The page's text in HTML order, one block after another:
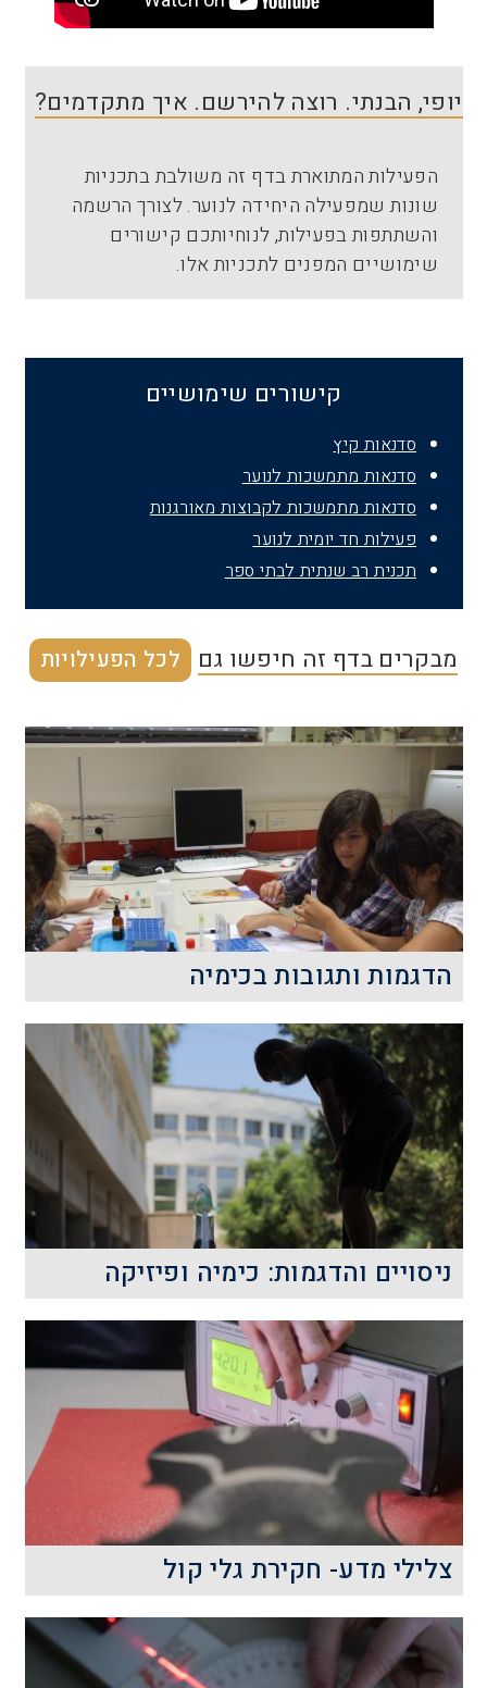
יופי, הבנתי. רוצה להירשם. איך מתקדמים?
הפעילות המתוארת בדף זה משולבת בתכניות
שונות שמפעילה היחידה לנוער. לצורך הרשמה
והשתתפות בפעילות, לנוחיותכם קישורים
שימושיים המפנים לתכניות אלו.
קישורים שימושיים
סדנאות קיץ
סדנאות מתמשכות לנוער
סדנאות מתמשכות לקבוצות מאורגנות
פעילות חד יומית לנוער
תכנית רב שנתית לבתי ספר
מבקרים בדף זה חיפשו גם לכל הפעילויות
הרצאה זו ממחישה בפני התלמידים תגובות
כימיות מגוונות, במטרה לעורר את
סקרנותם&nbsp; לגבי עולם הכימיה
המופלא וקישורו הישיר ליישומים בת
קרא עוד
הדגמות ותגובות בכימיה
ניסויים והדגמות בכימיה ובפיזיקה:
קרא עוד
ניסויים והדגמות: כימיה ופיזיקה
מה ההבדל בין רעש לבין מוזיקה? איך הם
נוצרים ובמה שונים מאפייניהם
הפיסיקליים?
צלילי מדע- חקירת גלי קול